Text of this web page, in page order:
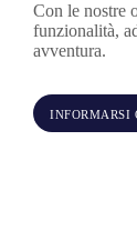
Con le nostre
funzionalità,
avventura.
INFORMARSI